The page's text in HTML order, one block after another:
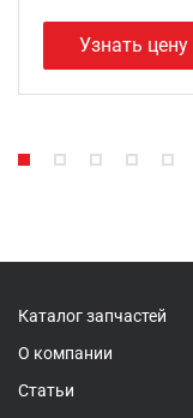
Узнать цену
Каталог запчастей
О компании
Статьи